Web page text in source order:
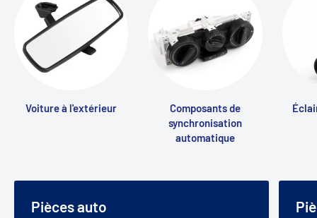
Voiture à l'extérieur
Composants de
synchronisation
automatique
Pièces auto